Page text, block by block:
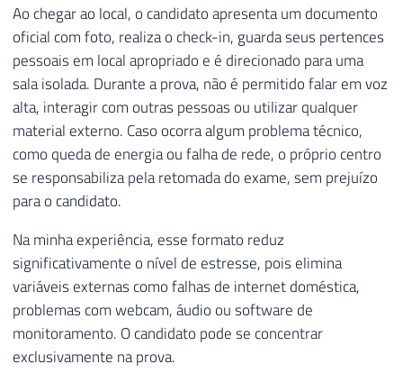
Ao chegar ao local, o candidato apresenta um documento
oficial com foto, realiza o check-in, guarda seus pertences
pessoais em local apropriado e é direcionado para uma
sala isolada. Durante a prova, não é permitido falar em voz
alta, interagir com outras pessoas ou utilizar qualquer
material externo. Caso ocorra algum problema técnico,
como queda de energia ou falha de rede, o próprio centro
se responsabiliza pela retomada do exame, sem prejuízo
para o candidato.
Na minha experiência, esse formato reduz
significativamente o nível de estresse, pois elimina
variáveis externas como falhas de internet doméstica,
problemas com webcam, áudio ou software de
monitoramento. O candidato pode se concentrar
exclusivamente na prova.